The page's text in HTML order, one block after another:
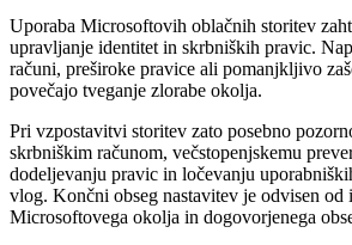
Uporaba Microsoftovih oblačnih storitev
upravljanje identitet in skrbniških pravic.
računi, preširoke pravice ali pomanjkljivo
povečajo tveganje zlorabe okolja.
Pri vzpostavitvi storitev zato posebno
skrbniškim računom, večstopenjskemu
dodeljevanju pravic in ločevanju
vlog. Končni obseg nastavitev je odvisen od
Microsoftovega okolja in dogovorjenega